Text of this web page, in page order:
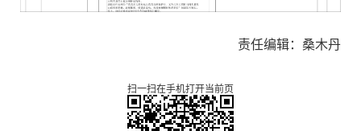
责任编辑：桑木丹
扫一扫在手机打开当前页